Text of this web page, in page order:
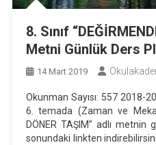
8. Sınıf
Metni Günlük Ders
14 Mart 2019
Okunman Sayısı: 557 2018-
6. temada (Zaman ve
DÖNER TAŞIM” adlı metnin
sonundaki linkten